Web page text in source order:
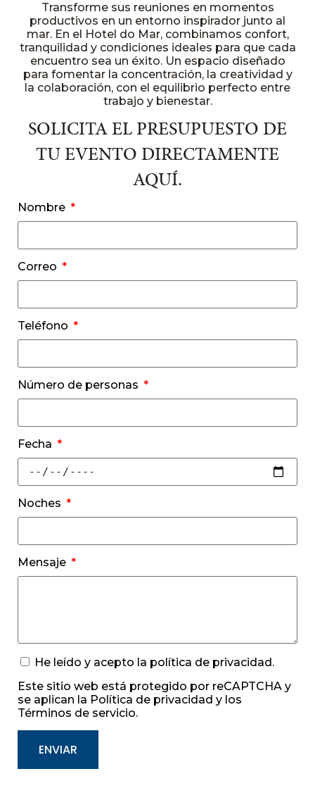
Transforme sus reuniones en momentos
productivos en un entorno inspirador junto al
mar. En el Hotel do Mar, combinamos confort,
tranquilidad y condiciones ideales para que cada
encuentro sea un éxito. Un espacio diseñado
para fomentar la concentración, la creatividad y
la colaboración, con el equilibrio perfecto entre
trabajo y bienestar.
SOLICITA EL PRESUPUESTO DE
TU EVENTO DIRECTAMENTE
AQUÍ.
Nombre
Correo
Teléfono
Número de personas
Fecha
Noches
Mensaje
He leído y acepto la política de privacidad.
Este sitio web está protegido por reCAPTCHA y
se aplican la Política de privacidad y los
Términos de servicio.
ENVIAR